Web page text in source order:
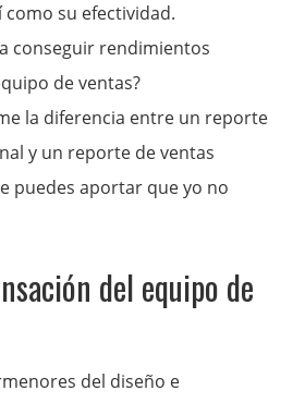
su efectividad.
conseguir rendimientos
de ventas?
la diferencia entre un reporte
y un reporte de ventas
puedes aportar que yo no
del equipo de
del diseño e